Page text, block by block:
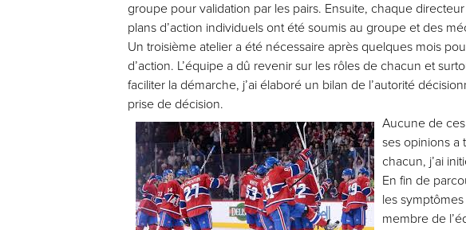
groupe pour validation par les pairs. Ensuite, chaque
plans d’action individuels ont été soumis au groupe et des
Un troisième atelier a été nécessaire après quelques mois
d’action. L’équipe a dû revenir sur les rôles de chacun et
faciliter la démarche, j’ai élaboré un bilan de l’autorité
prise de décision.
Aucune de
ses opinions a
chacun, j’ai
En fin de
les
membre de